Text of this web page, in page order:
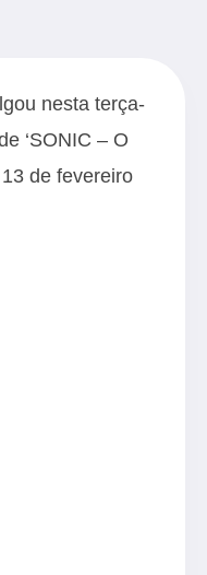
nesta terça-
‘SONIC – O
de fevereiro